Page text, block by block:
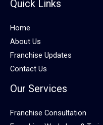
Quick Links
Home
About Us
Franchise Updates
Contact Us
Our Services
Franchise Consultation